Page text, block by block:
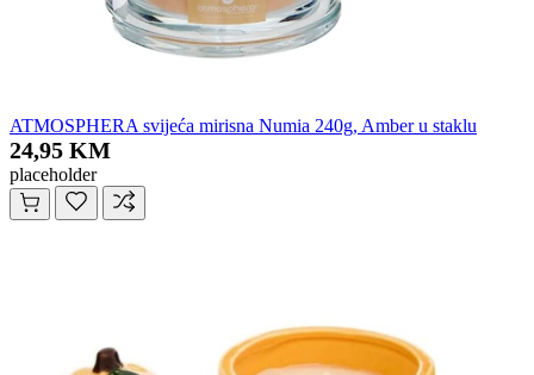
ATMOSPHERA svijeća mirisna Numia 240g, Amber u staklu
24,95 KM
placeholder